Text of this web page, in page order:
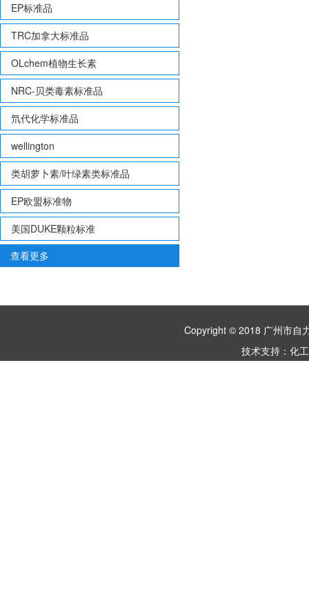
EP标准品
TRC加拿大标准品
OLchem植物生长素
NRC-贝类毒素标准品
氘代化学标准品
wellington
类胡萝卜素/叶绿素类标准品
EP欧盟标准物
美国DUKE颗粒标准
查看更多
Copyright © 2018 广州市
技术支持： 化